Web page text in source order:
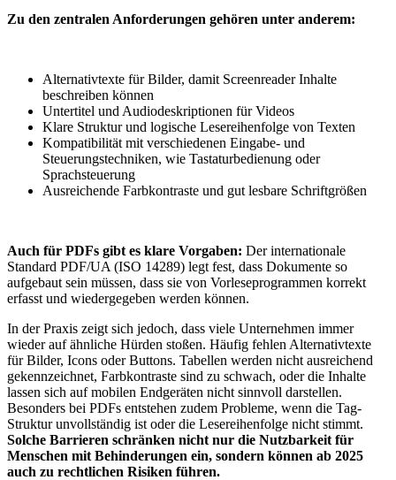
Zu den zentralen Anforderungen gehören unter anderem:
Alternativtexte für Bilder, damit Screenreader Inhalte
beschreiben können
Untertitel und Audiodeskriptionen für Videos
Klare Struktur und logische Lesereihenfolge von Texten
Kompatibilität mit verschiedenen Eingabe- und
Steuerungstechniken, wie Tastaturbedienung oder
Sprachsteuerung
Ausreichende Farbkontraste und gut lesbare Schriftgrößen
Auch für PDFs gibt es klare Vorgaben: Der internationale
Standard PDF/UA (ISO 14289) legt fest, dass Dokumente so
aufgebaut sein müssen, dass sie von Vorleseprogrammen korrekt
erfasst und wiedergegeben werden können.
In der Praxis zeigt sich jedoch, dass viele Unternehmen immer
wieder auf ähnliche Hürden stoßen. Häufig fehlen Alternativtexte
für Bilder, Icons oder Buttons. Tabellen werden nicht ausreichend
gekennzeichnet, Farbkontraste sind zu schwach, oder die Inhalte
lassen sich auf mobilen Endgeräten nicht sinnvoll darstellen.
Besonders bei PDFs entstehen zudem Probleme, wenn die Tag-
Struktur unvollständig ist oder die Lesereihenfolge nicht stimmt.
Solche Barrieren schränken nicht nur die Nutzbarkeit für
Menschen mit Behinderungen ein, sondern können ab 2025
auch zu rechtlichen Risiken führen.